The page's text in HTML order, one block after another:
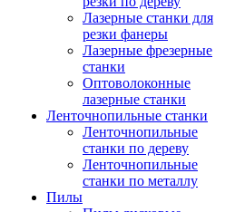
Лазерные станки для
резки фанеры
Лазерные фрезерные
станки
Оптоволоконные
лазерные станки
Ленточнопильные станки
Ленточнопильные
станки по дереву
Ленточнопильные
станки по металлу
Пилы